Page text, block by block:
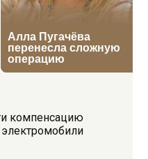
компенсацию